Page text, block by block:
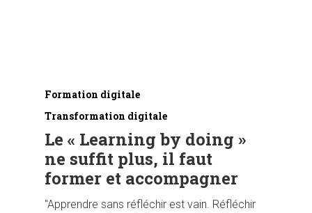
Formation digitale
Transformation digitale
Le « Learning by doing »
ne suffit plus, il faut
former et accompagner
"Apprendre sans réfléchir est vain. Réfléchir